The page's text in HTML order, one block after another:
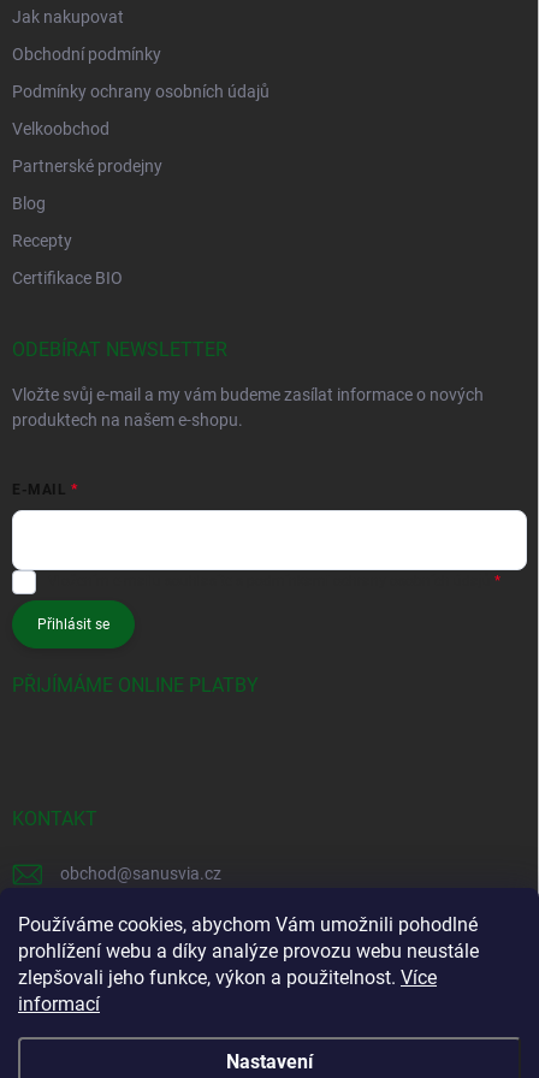
Používáme cookies, abychom Vám umožnili pohodlné
prohlížení webu a díky analýze provozu webu neustále
zlepšovali jeho funkce, výkon a použitelnost. Více
informací
Nastavení
Jak nakupovat
Obchodní podmínky
Podmínky ochrany osobních údajů
Velkoobchod
Partnerské prodejny
Blog
Recepty
Certifikace BIO
ODEBÍRAT NEWSLETTER
Vložte svůj e-mail a my vám budeme zasílat informace o nových
produktech na našem e-shopu.
E-MAIL
Přihlásit se
PŘIJÍMÁME ONLINE PLATBY
KONTAKT
obchod@sanusvia.cz
+420 604 245 725
https://www.facebook.com/sanusvia
https://www.instagram.com/sanusvia